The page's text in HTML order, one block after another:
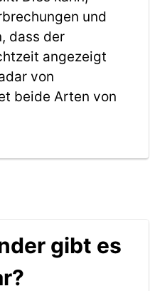
und
dass der
angezeigt
von
beide Arten von
gibt es